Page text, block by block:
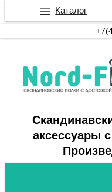
аксессуары
Каталог